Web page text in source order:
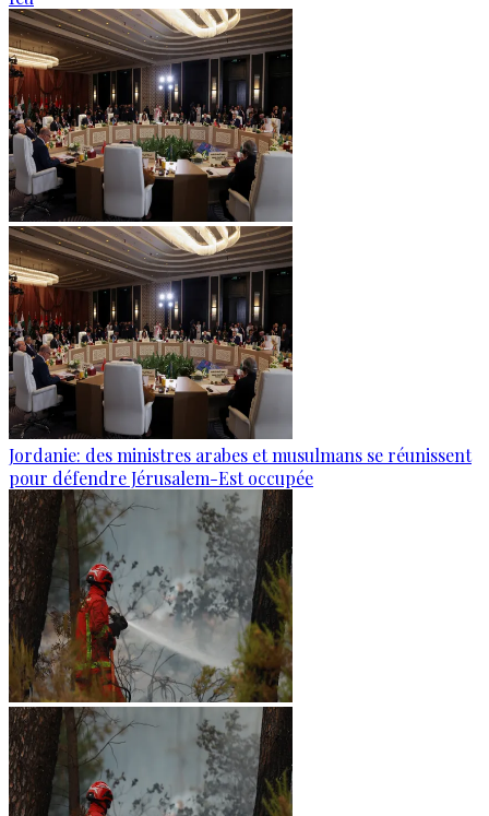
Jordanie: des ministres arabes et musulmans se réunissent
pour défendre Jérusalem-Est occupée